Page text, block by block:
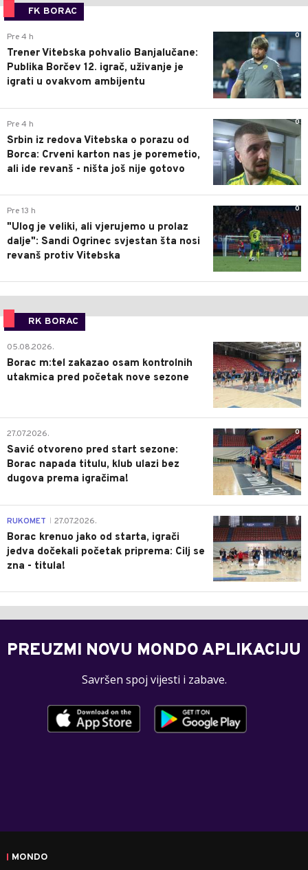
FK BORAC
0
Pre 4 h
Trener Vitebska pohvalio Banjalučane:
Publika Borčev 12. igrač, uživanje je
igrati u ovakvom ambijentu
0
Pre 4 h
Srbin iz redova Vitebska o porazu od
Borca: Crveni karton nas je poremetio,
ali ide revanš - ništa još nije gotovo
0
Pre 13 h
"Ulog je veliki, ali vjerujemo u prolaz
dalje": Sandi Ogrinec svjestan šta nosi
revanš protiv Vitebska
RK BORAC
0
05.08.2026.
Borac m:tel zakazao osam kontrolnih
utakmica pred početak nove sezone
0
27.07.2026.
Savić otvoreno pred start sezone:
Borac napada titulu, klub ulazi bez
dugova prema igračima!
0
RUKOMET 27.07.2026.
Borac krenuo jako od starta, igrači
jedva dočekali početak priprema: Cilj se
zna - titula!
PREUZMI NOVU MONDO APLIKACIJU
Savršen spoj vijesti i zabave.
MONDO